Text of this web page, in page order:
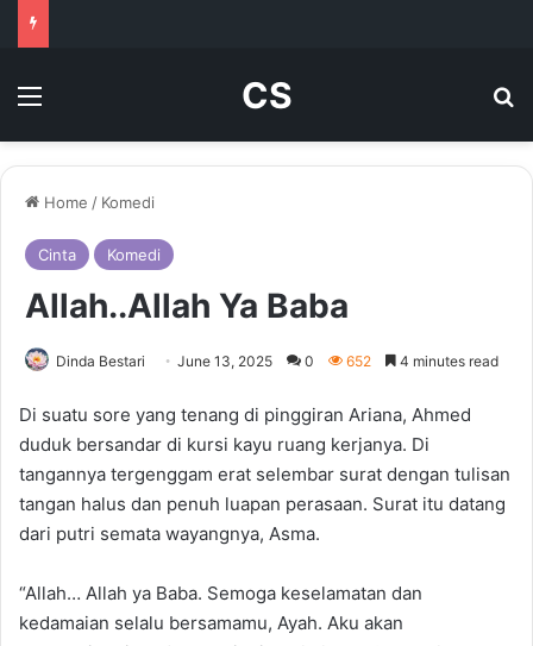
Menu CS
Home / Komedi
Cinta Komedi
Allah..Allah Ya Baba
Dinda Bestari June 13, 2025 0 652 4 minutes read
Di suatu sore yang tenang di pinggiran Ariana, Ahmed
duduk bersandar di kursi kayu ruang kerjanya. Di
tangannya tergenggam erat selembar surat dengan tulisan
tangan halus dan penuh luapan perasaan. Surat itu datang
dari putri semata wayangnya, Asma.
“Allah… Allah ya Baba. Semoga keselamatan dan
kedamaian selalu bersamamu, Ayah. Aku akan